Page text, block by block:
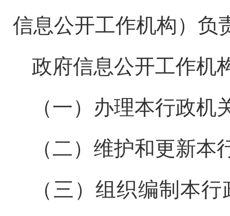
信息公开工作机构）负
政府信息公开工作机
（一）办理本行政
（二）维护和更新
（三）组织编制本